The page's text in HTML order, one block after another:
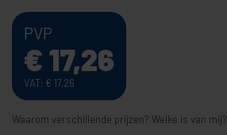
PVP
€17,26
VAT: € 17,26
Waarom verschillende prijzen? Welke is van mij?